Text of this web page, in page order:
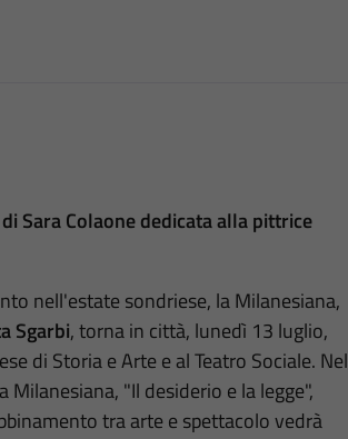
Sara Colaone dedicata alla pittrice
nell'estate sondriese, la Milanesiana,
Sgarbi, torna in città, lunedì 13 luglio,
di Storia e Arte e al Teatro Sociale. Nel
"Il desiderio e la legge",
tra arte e spettacolo vedrà